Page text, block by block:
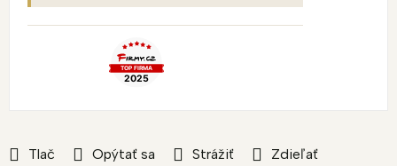
Tlač Opýtať sa Strážiť Zdieľať